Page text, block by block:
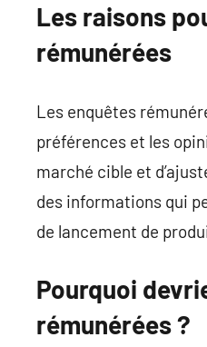
Les raisons
rémunérées
Les enquêtes
préférences et les
marché cible et
des informations qui
de lancement de
Pourquoi
rémunérées ?